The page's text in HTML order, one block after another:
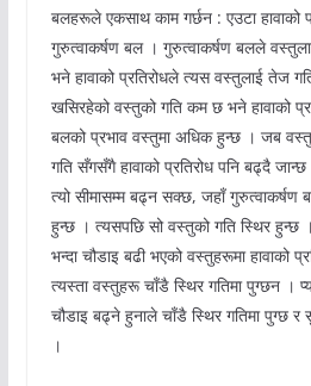
बलहरूले एकसाथ काम गर्छन : एउटा हावाको
गुरुत्वाकर्षण बल । गुरुत्वाकर्षण बलले
भने हावाको प्रतिरोधले त्यस वस्तुलाई तेज
खसिरहेको वस्तुको गति कम छ भने हावाको
बलको प्रभाव वस्तुमा अधिक हुन्छ । जब
गति सँगसँगै हावाको प्रतिरोध पनि बढ्दै
त्यो सीमासम्म बढ्न सक्छ, जहाँ गुरुत्वाकर्षण
हुन्छ । त्यसपछि सो वस्तुको गति स्थिर
भन्दा चौडाइ बढी भएको वस्तुहरूमा हावाको
त्यस्ता वस्तुहरू चाँडै स्थिर गतिमा पुग्छन ।
चौडाइ बढ्ने हुनाले चाँडै स्थिर गतिमा पुग्छ र
।